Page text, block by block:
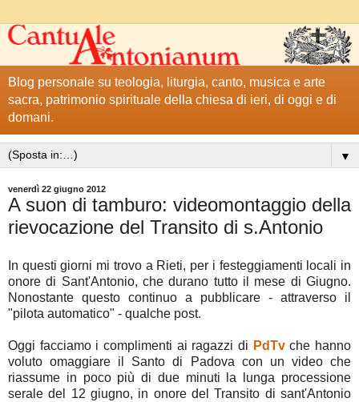
Blog personale su teologia, liturgia, canto, musica e arte
sacra, patrimonio spirituale della chiesa di ieri, di oggi e di
domani.
▼
venerdì 22 giugno 2012
A suon di tamburo: videomontaggio della
rievocazione del Transito di s.Antonio
In questi giorni mi trovo a Rieti, per i festeggiamenti locali in
onore di Sant'Antonio, che durano tutto il mese di Giugno.
Nonostante questo continuo a pubblicare - attraverso il
"pilota automatico" - qualche post.
Oggi facciamo i complimenti ai ragazzi di PdTvche hanno
voluto omaggiare il Santo di Padova con un video che
riassume in poco più di due minuti la lunga processione
serale del 12 giugno, in onore del Transito di sant'Antonio